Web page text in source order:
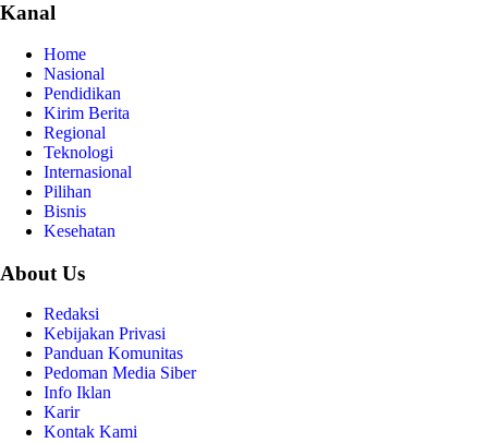
Kanal
Home
Nasional
Pendidikan
Kirim Berita
Regional
Teknologi
Internasional
Pilihan
Bisnis
Kesehatan
About Us
Redaksi
Kebijakan Privasi
Panduan Komunitas
Pedoman Media Siber
Info Iklan
Karir
Kontak Kami